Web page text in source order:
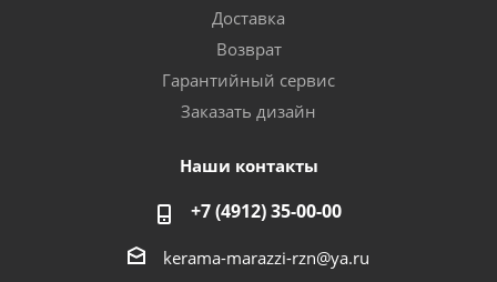
Доставка
Возврат
Гарантийный сервис
Заказать дизайн
Наши контакты
+7 (4912) 35-00-00
kerama-marazzi-rzn@ya.ru